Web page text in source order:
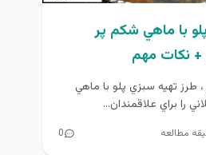
با ماهي شكم پر
نكات مهم
پست از 7 گنج ، طرز تهيه سبزي پلو با ماهي
را براي علاقمندان...
0